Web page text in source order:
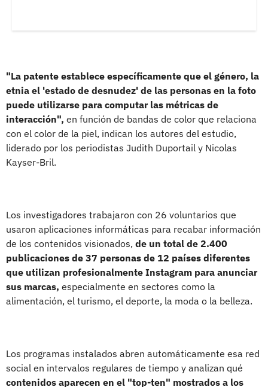
"La patente establece específicamente que el género, la
etnia el 'estado de desnudez' de las personas en la foto
puede utilizarse para computar las métricas de
interacción", en función de bandas de color que relaciona
con el color de la piel, indican los autores del estudio,
liderado por los periodistas Judith Duportail y Nicolas
Kayser-Bril.
Los investigadores trabajaron con 26 voluntarios que
usaron aplicaciones informáticas para recabar información
de los contenidos visionados, de un total de 2.400
publicaciones de 37 personas de 12 países diferentes
que utilizan profesionalmente Instagram para anunciar
sus marcas, especialmente en sectores como la
alimentación, el turismo, el deporte, la moda o la belleza.
Los programas instalados abren automáticamente esa red
social en intervalos regulares de tiempo y analizan qué
contenidos aparecen en el "top-ten" mostrados a los